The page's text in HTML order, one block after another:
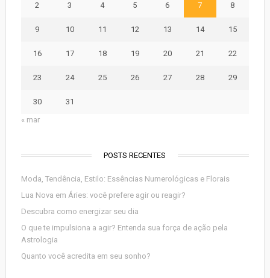
2 3 4 5 6 7 8
9 10 11 12 13 14 15
16 17 18 19 20 21 22
23 24 25 26 27 28 29
30
31
« mar
POSTS RECENTES
Moda, Tendência, Estilo: Essências Numerológicas e Florais
Lua Nova em Áries: você prefere agir ou reagir?
Descubra como energizar seu dia
O que te impulsiona a agir? Entenda sua força de ação pela
Astrologia
Quanto você acredita em seu sonho?